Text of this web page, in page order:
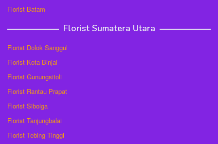
Florist Batam
Florist Sumatera Utara
Florist Dolok Sanggul
Florist Kota Binjai
Florist Gunungsitoli
Florist Rantau Prapat
Florist Sibolga
Florist Tanjungbalai
Florist Tebing Tinggi